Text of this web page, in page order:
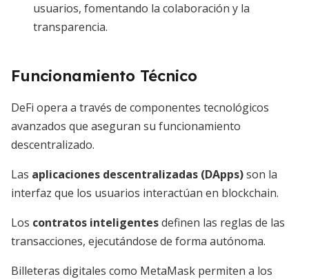
usuarios, fomentando la colaboración y la
transparencia.
Funcionamiento Técnico
DeFi opera a través de componentes tecnológicos
avanzados que aseguran su funcionamiento
descentralizado.
Las aplicaciones descentralizadas (DApps)son la
interfaz que los usuarios interactúan en blockchain.
Los contratos inteligentesdefinen las reglas de las
transacciones, ejecutándose de forma autónoma.
Billeteras digitales como MetaMask permiten a los